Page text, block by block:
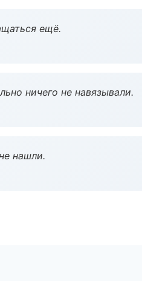
ещё.
ничего не навязывали.
нашли.